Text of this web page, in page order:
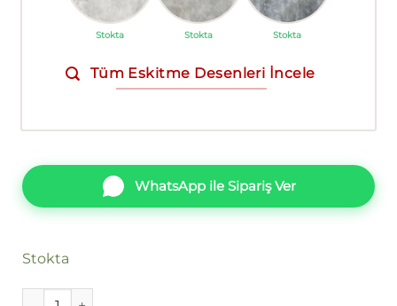
Stokta Stokta Stokta
Tüm Eskitme Desenleri İncele
WhatsApp ile Sipariş Ver
Stokta
Duka Lily Fon dk.29102-9 adet